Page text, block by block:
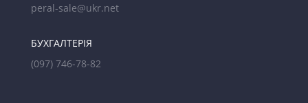
peral-sale@ukr.net
БУХГАЛТЕРІЯ
(097) 746-78-82